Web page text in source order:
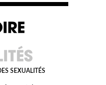
SEXUALITÉS